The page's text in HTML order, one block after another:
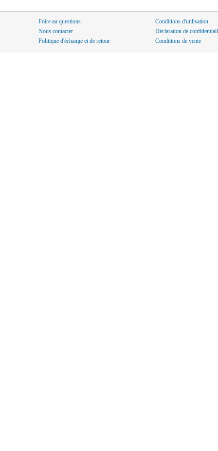
Foire au questions
Nous contacter
Politique d'échange et de retour
Conditions d'utilisation
Déclaration de
Conditions de vente